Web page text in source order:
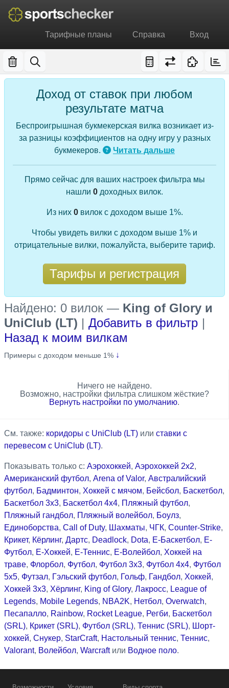
Тарифные планы Справка Вход
Доход от ставок при любом
результате матча
Беспроигрышная букмекерская вилка возникает из-
за разницы коэффициентов на одну игру у разных
букмекеров.
Читать дальше
Прямо сейчас для ваших настроек фильтра мы
нашли 0 доходных вилок.
Из них 0вилок с доходом выше 1%.
Чтобы увидеть вилки с доходом выше 1% и
отрицательные вилки, пожалуйста, выберите тариф.
Тарифы и регистрация
Найдено: 0 вилок — King of Glory и
UniClub (LT) | Добавить в фильтр |
Назад к моим вилкам
Примеры с доходом меньше 1% ↓
Ничего не найдено.
Возможно, настройки фильтра слишком жёсткие?
Вернуть настройки по умолчанию.
См. также: коридоры с UniClub (LT) или ставки с
перевесом с UniClub (LT).
Показывать только с: Аэрохоккей, Аэрохоккей 2x2,
Американский футбол, Arena of Valor, Австралийский
футбол, Бадминтон, Хоккей с мячом, Бейсбол, Баскетбол,
Баскетбол 3x3, Баскетбол 4x4, Пляжный футбол,
Пляжный гандбол, Пляжный волейбол, Боулз,
Единоборства, Call of Duty, Шахматы, ЧГК, Counter-Strike,
Крикет, Кёрлинг, Дартс, Deadlock, Dota, Е-Баскетбол, Е-
Футбол, Е-Хоккей, Е-Теннис, Е-Волейбол, Хоккей на
траве, Флорбол, Футбол, Футбол 3x3, Футбол 4x4, Футбол
5x5, Футзал, Гэльский футбол, Гольф, Гандбол, Хоккей,
Хоккей 3x3, Хёрлинг, King of Glory, Лакросс, League of
Legends, Mobile Legends, NBA2K, Нетбол, Overwatch,
Песапалло, Rainbow, Rocket League, Регби, Баскетбол
(SRL), Крикет (SRL), Футбол (SRL), Теннис (SRL), Шорт-
хоккей, Снукер, StarCraft, Настольный теннис, Теннис,
Valorant, Волейбол, Warcraftили Водное поло.